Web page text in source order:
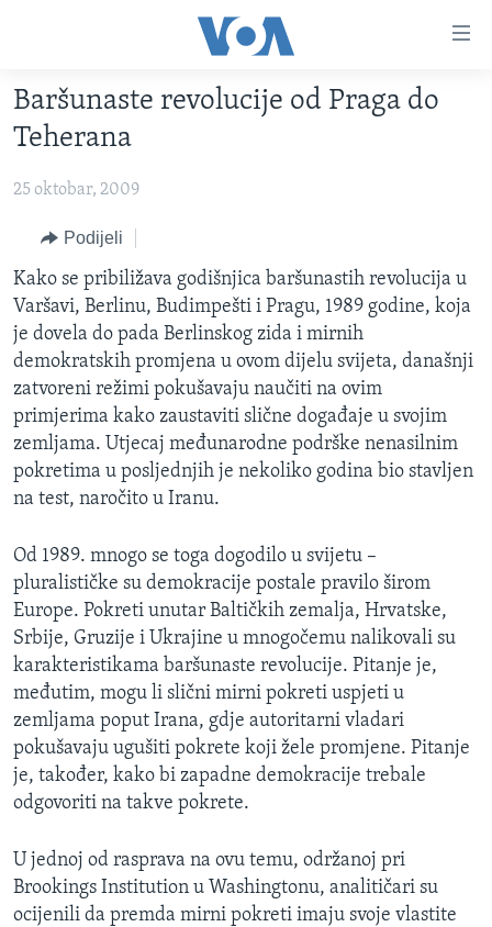
glavni
sadržaj
na
navigaciju
Idi
na
pretragu
FOTOGRAFIJE DANA
VIJESTI
SJEDINJENE AMERIČKE DRŽAVE
BOSNA I HERCEGOVINA
SVIJET
NAUKA I TEHNOLOGIJA
SPECIJALNI PROJEKTI
KORUPCIJA
SLOBODA MEDIJA
ŽENSKA STRANA
IZBJEGLIČKA STRANA
MAGAZIN
O GLASU AMERIKE
Learning English
PRATITE NAS
Jezici
Baršunaste revolucije od Praga do
Teherana
25 oktobar, 2009
Podijeli
Kako se pribiližava godišnjica baršunastih revolucija u
Varšavi, Berlinu, Budimpešti i Pragu, 1989 godine, koja
je dovela do pada Berlinskog zida i mirnih
demokratskih promjena u ovom dijelu svijeta, današnji
zatvoreni režimi pokušavaju naučiti na ovim
primjerima kako zaustaviti slične događaje u svojim
zemljama. Utjecaj međunarodne podrške nenasilnim
pokretima u posljednjih je nekoliko godina bio stavljen
na test, naročito u Iranu.
Od 1989. mnogo se toga dogodilo u svijetu –
pluralističke su demokracije postale pravilo širom
Europe. Pokreti unutar Baltičkih zemalja, Hrvatske,
Srbije, Gruzije i Ukrajine u mnogočemu nalikovali su
karakteristikama baršunaste revolucije. Pitanje je,
međutim, mogu li slični mirni pokreti uspjeti u
zemljama poput Irana, gdje autoritarni vladari
pokušavaju ugušiti pokrete koji žele promjene. Pitanje
je, također, kako bi zapadne demokracije trebale
odgovoriti na takve pokrete.
U jednoj od rasprava na ovu temu, održanoj pri
Brookings Institution u Washingtonu, analitičari su
ocijenili da premda mirni pokreti imaju svoje vlastite